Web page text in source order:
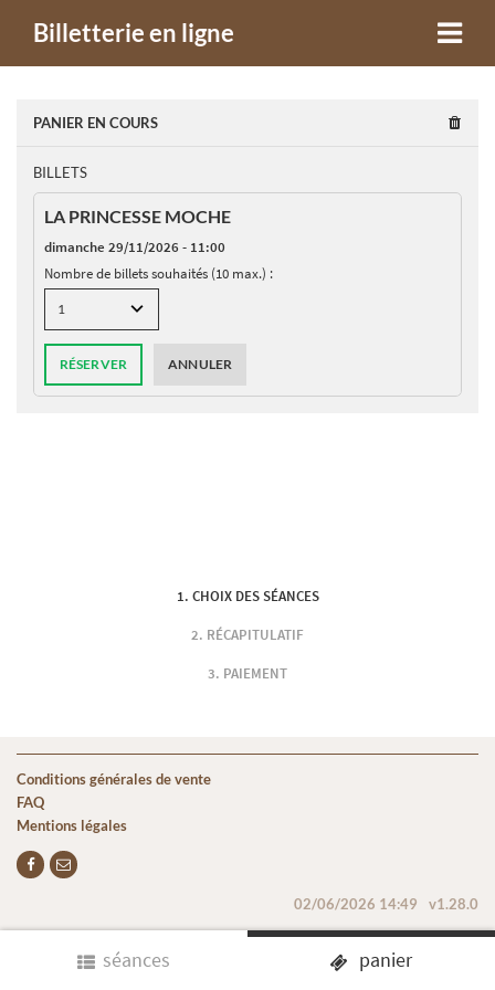
Billetterie en ligne
séances panier
PANIER EN COURS
BILLETS
LA PRINCESSE MOCHE
dimanche 29/11/2026 - 11:00
Nombre de billets souhaités (10 max.) :
RÉSERVER ANNULER
CHOIX DES SÉANCES
RÉCAPITULATIF
PAIEMENT
Conditions générales de vente
FAQ
Mentions légales
02/06/2026 14:49 v1.28.0